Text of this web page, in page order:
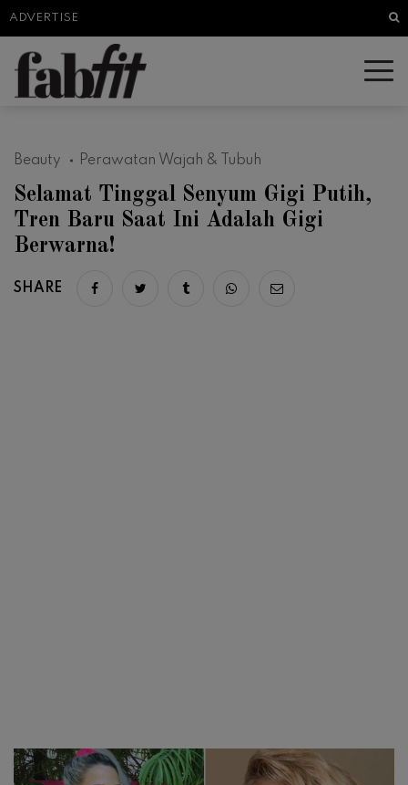
ADVERTISE
Beauty Perawatan Wajah & Tubuh
Selamat Tinggal Senyum Gigi Putih,
Tren Baru Saat Ini Adalah Gigi
Berwarna!
SHARE Share on facebook
Share on twitter
Share on tumblr
Share via whatsapp
Share via email